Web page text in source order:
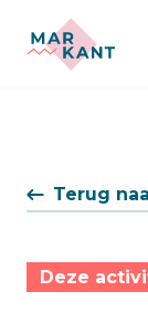
Terug
Deze